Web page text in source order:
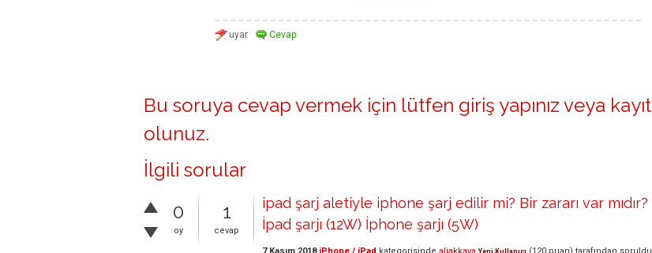
Bu soruya cevap vermek için lütfen giriş yapınız veya kayıt
olunuz.
İlgili sorular
0
oy
1
cevap
ipad şarj aletiyle iphone şarj edilir mi? Bir zararı var mıdır?
İpad şarjı (12W) İphone şarjı (5W)